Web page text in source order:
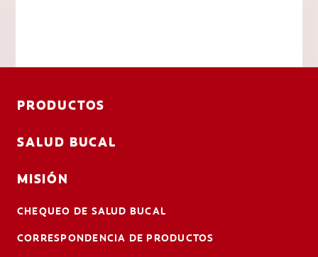
PRODUCTOS
SALUD BUCAL
MISIÓN
CHEQUEO DE SALUD BUCAL
CORRESPONDENCIA DE PRODUCTOS